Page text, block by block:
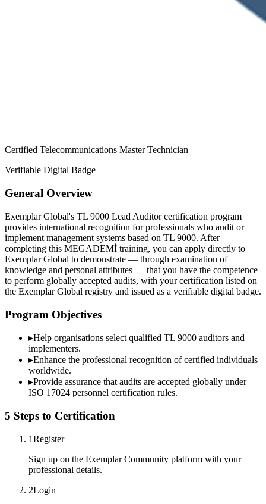
Certified Telecommunications Master Technician
Verifiable Digital Badge
General Overview
Exemplar Global's TL 9000 Lead Auditor certification program
provides international recognition for professionals who audit or
implement management systems based on TL 9000. After
completing this MEGADEMİ training, you can apply directly to
Exemplar Global to demonstrate — through examination of
knowledge and personal attributes — that you have the competence
to perform globally accepted audits, with your certification listed on
the Exemplar Global registry and issued as a verifiable digital badge.
Program Objectives
▸Help organisations select qualified TL 9000 auditors and
implementers.
▸Enhance the professional recognition of certified individuals
worldwide.
▸Provide assurance that audits are accepted globally under
ISO 17024 personnel certification rules.
5 Steps to Certification
1Register
Sign up on the Exemplar Community platform with your
professional details.
2Login